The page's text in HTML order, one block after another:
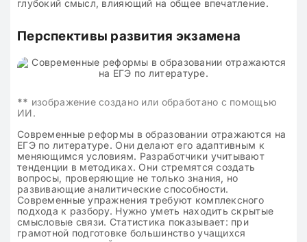
глубокий смысл, влияющий на общее впечатление.
Перспективы развития экзамена
** изображение создано или обработано с помощью
ИИ.
Современные реформы в образовании отражаются на
ЕГЭ по литературе. Они делают его адаптивным к
меняющимся условиям. Разработчики учитывают
тенденции в методиках. Они стремятся создать
вопросы, проверяющие не только знания, но
развивающие аналитические способности.
Современные упражнения требуют комплексного
подхода к разбору. Нужно уметь находить скрытые
смысловые связи. Статистика показывает: при
грамотной подготовке большинство учащихся